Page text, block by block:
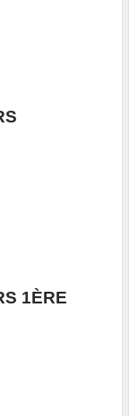
1ÈRE